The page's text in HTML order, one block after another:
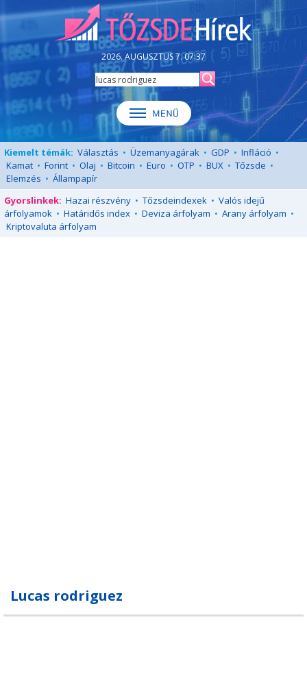
2026. AUGUSZTUS 7. 07:37
Kiemelt témák: Választás • Üzemanyagárak • GDP • Infláció •
Kamat • Forint • Olaj • Bitcoin • Euro • OTP • BUX • Tőzsde •
Elemzés • Állampapír
Gyorslinkek: Hazai részvény • Tőzsdeindexek • Valós idejű
árfolyamok • Határidős index • Deviza árfolyam • Arany árfolyam •
Kriptovaluta árfolyam
Lucas rodriguez